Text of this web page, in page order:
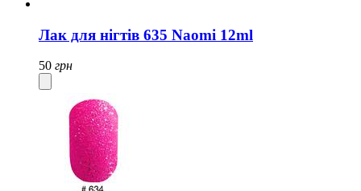
Лак для нігтів 635 Naomi 12ml
50 грн